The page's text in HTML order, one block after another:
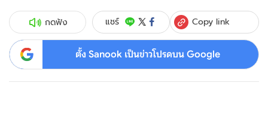
กดฟัง แชร์ Copy link
ตั้ง Sanook เป็นข่าวโปรดบน Google